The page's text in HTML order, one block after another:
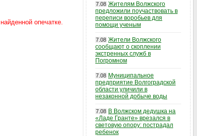
7.08 Жителям Волжского
предложили поучаствовать в
переписи воробьев для
помощи ученым
7.08 Жители Волжского
сообщают о скоплении
экстренных служб в
Погромном
7.08 Муниципальное
предприятие Волгоградской
области уличили в
незаконной добыче воды
7.08 В Волжском дедушка на
«Ладе Гранте» врезался в
световую опору: пострадал
ребенок